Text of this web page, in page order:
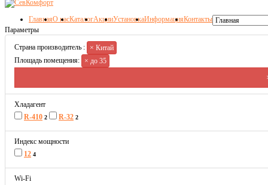
ГлавнаяО насКаталогАкцииУстановкаИнформацияКонтакты
Параметры
Страна производитель :
× Китай
Площадь помещения:
× до 35
Хладагент
R-410 2 R-32 2
Индекс мощности
12 4
Wi-Fi